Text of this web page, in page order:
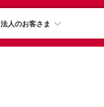
法人のお客さま